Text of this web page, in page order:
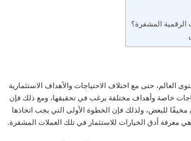
الرقمية المشفرة؟
العالم، حتى مع اختلاف الاحتياجات والأهداف الاستثمارية
خاصة وأهداف مختلفة يرغب في تحقيقها، ومع ذلك فإن
للبعض، ولذلك فإن الخطوة الأولى التي يجب اتخاذها
معرفة أدق الخيارات للاستثمار في تلك العملات المشفرة.